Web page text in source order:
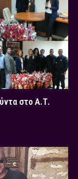
στο Α.Τ.